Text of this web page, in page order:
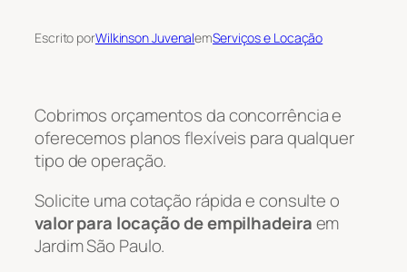
Escrito porWilkinson JuvenalemServiços e Locação
Cobrimos orçamentos da concorrência e
oferecemos planos flexíveis para qualquer
tipo de operação.
Solicite uma cotação rápida e consulte o
valor para locação de empilhadeiraem
Jardim São Paulo.